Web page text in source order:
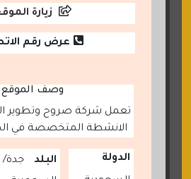
زيارة
عرض رقم
وصف الموقع
تعمل شركة صروح وتطوير
الانشطة المتخصصة في
الدولة
البلد
جدة